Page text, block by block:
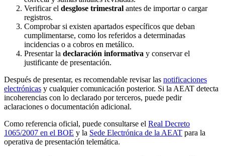
Verificar el desglose trimestral antes de importar o cargar
registros.
Comprobar si existen apartados específicos que deban
cumplimentarse, como los referidos a determinadas
incidencias o a cobros en metálico.
Presentar la declaración informativa y conservar el
justificante de presentación.
Después de presentar, es recomendable revisar las notificaciones
electrónicas y cualquier comunicación posterior. Si la AEAT detecta
incoherencias con lo declarado por terceros, puede pedir
aclaraciones o documentación adicional.
Como referencia oficial, puede consultarse el Real Decreto
1065/2007 en el BOE y la Sede Electrónica de la AEAT para la
operativa de presentación telemática.